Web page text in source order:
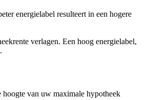
energielabel resulteert in een hogere
verlagen. Een hoog energielabel,
hoogte van uw maximale hypotheek